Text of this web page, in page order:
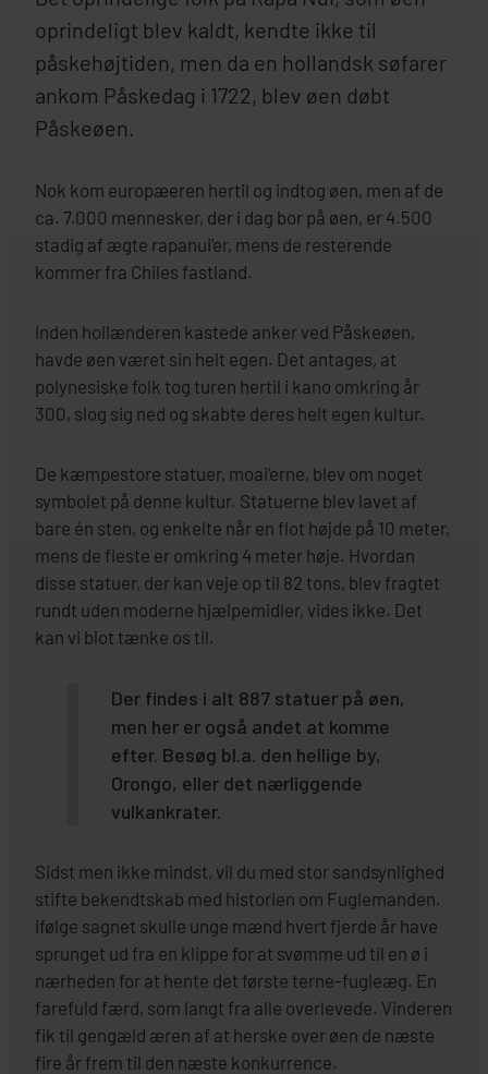
oprindeligt blev kaldt, kendte ikke til
påskehøjtiden, men da en hollandsk søfarer
ankom Påskedag i 1722, blev øen døbt
Påskeøen.
Nok kom europæeren hertil og indtog øen, men af de
ca. 7.000 mennesker, der i dag bor på øen, er 4.500
stadig af ægte rapanui’er, mens de resterende
kommer fra Chiles fastland.
Inden hollænderen kastede anker ved Påskeøen,
havde øen været sin helt egen. Det antages, at
polynesiske folk tog turen hertil i kano omkring år
300, slog sig ned og skabte deres helt egen kultur.
De kæmpestore statuer, moai’erne, blev om noget
symbolet på denne kultur. Statuerne blev lavet af
bare én sten, og enkelte når en flot højde på 10 meter,
mens de fleste er omkring 4 meter høje. Hvordan
disse statuer, der kan veje op til 82 tons, blev fragtet
rundt uden moderne hjælpemidler, vides ikke. Det
kan vi blot tænke os til.
Der findes i alt 887 statuer på øen,
men her er også andet at komme
efter. Besøg bl.a. den hellige by,
Orongo, eller det nærliggende
vulkankrater.
Sidst men ikke mindst, vil du med stor sandsynlighed
stifte bekendtskab med historien om Fuglemanden.
Ifølge sagnet skulle unge mænd hvert fjerde år have
sprunget ud fra en klippe for at svømme ud til en ø i
nærheden for at hente det første terne-fugleæg. En
farefuld færd, som langt fra alle overlevede. Vinderen
fik til gengæld æren af at herske over øen de næste
fire år frem til den næste konkurrence.